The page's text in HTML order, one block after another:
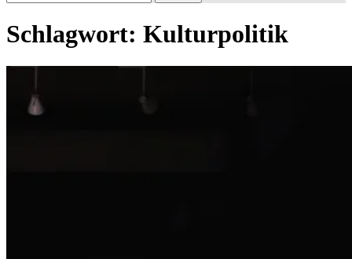
Schlagwort: Kulturpolitik